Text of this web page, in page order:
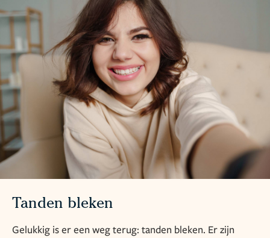
Tanden bleken
Gelukkig is er een weg terug: tanden bleken. Er zijn